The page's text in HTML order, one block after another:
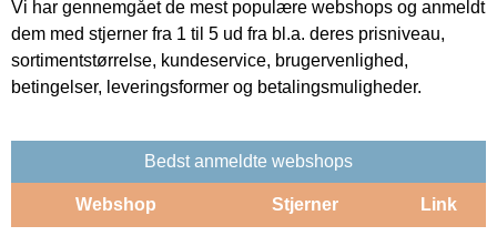
Vi har gennemgået de mest populære webshops og anmeldt
dem med stjerner fra 1 til 5 ud fra bl.a. deres prisniveau,
sortimentstørrelse, kundeservice, brugervenlighed,
betingelser, leveringsformer og betalingsmuligheder.
Bedst anmeldte webshops
Webshop Stjerner Link